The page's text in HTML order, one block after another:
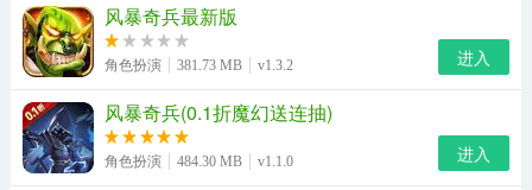
【团队协作 多人组队争夺野外BOSS】
形。多人组队联合野外打怪，和兄弟一起才能抵抗强敌。
畅爽联机，拒绝卡顿、拒绝单机独行。
风暴奇兵最新版
角色扮演 381.73 MB v1.3.2 进入
风暴奇兵(0.1折魔幻送连抽)
角色扮演 484.30 MB v1.1.0 进入